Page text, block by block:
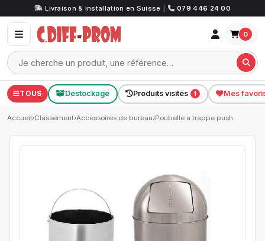
Livraison & installation en Suisse 079 446 24 00
0
TOUS Destockage Produits visités 1 Mes
Accueil›Classement›Accessoires de bureau›Poubelle a trappe push